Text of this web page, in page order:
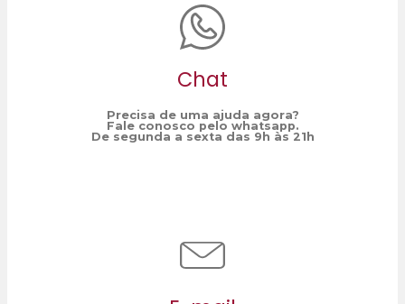
Chat
Precisa de uma ajuda agora?
Fale conosco pelo whatsapp.
De segunda a sexta das 9h às 21h